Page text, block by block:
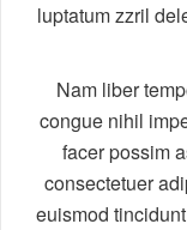
luptatum zzril
Nam liber
congue nihil
facer possim
consectetuer
euismod